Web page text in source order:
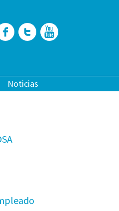
Facebook
Twitter
Noticias